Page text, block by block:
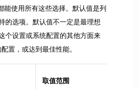
能使用所有这些选择。默认值是列
的选项。默认值不一定是最理想
个设置或系统配置的其他方面来
置，或达到最佳性能。
取值范围